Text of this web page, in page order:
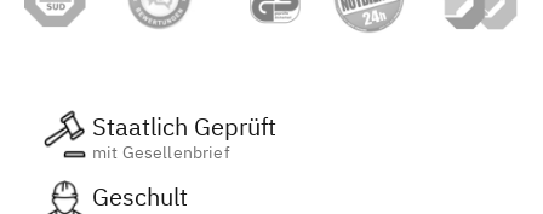
Staatlich Geprüft
mit Gesellenbrief
Geschult